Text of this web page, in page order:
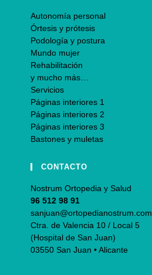
Autonomía personal
Órtesis y prótesis
Podología y postura
Mundo mujer
Rehabilitación
y mucho más…
Servicios
Páginas interiores 1
Páginas interiores 2
Páginas interiores 3
Bastones y muletas
CONTACTO
Nostrum Ortopedia y Salud
96 512 98 91
sanjuan@ortopedianostrum.com
Ctra. de Valencia 10 / Local 5
(Hospital de San Juan)
03550 San Juan • Alicante